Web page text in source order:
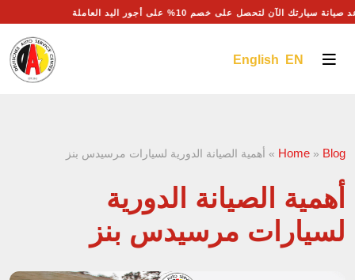
صيانة سيارتك الآن لتحصل على خصم 10% على أجور اليد العاملة
English EN
Home » Blog
» أهمية الصيانة الدورية لسيارات مرسيدس بنز
أهمية الصيانة الدورية
لسيارات مرسيدس بنز